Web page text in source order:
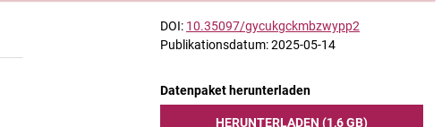
DOI: 10.35097/gycukgckmbzwypp2
Publikationsdatum: 2025-05-14
Datenpaket herunterladen
HERUNTERLADEN (1,6 GB)